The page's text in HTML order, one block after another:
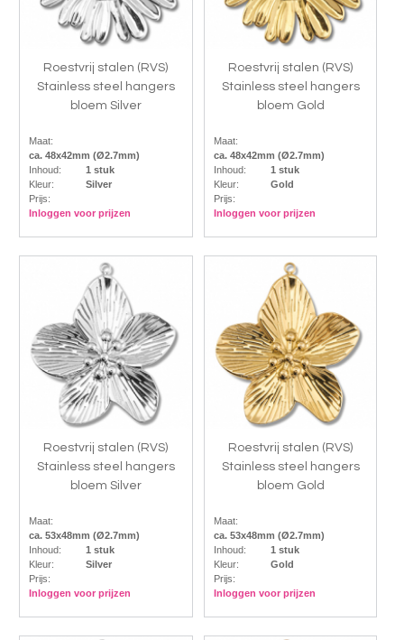
Roestvrij stalen (RVS)
Stainless steel hangers
bloem Silver
Maat:
ca. 48x42mm (Ø2.7mm)
Inhoud:
1 stuk
Kleur:
Silver
Prijs:
Inloggen voor prijzen
Roestvrij stalen (RVS)
Stainless steel hangers
bloem Gold
Maat:
ca. 48x42mm (Ø2.7mm)
Inhoud:
1 stuk
Kleur:
Gold
Prijs:
Inloggen voor prijzen
Roestvrij stalen (RVS)
Stainless steel hangers
bloem Silver
Maat:
ca. 53x48mm (Ø2.7mm)
Inhoud:
1 stuk
Kleur:
Silver
Prijs:
Inloggen voor prijzen
Roestvrij stalen (RVS)
Stainless steel hangers
bloem Gold
Maat:
ca. 53x48mm (Ø2.7mm)
Inhoud:
1 stuk
Kleur:
Gold
Prijs:
Inloggen voor prijzen